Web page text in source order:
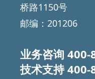
桥路1150号
邮编：201206
业务咨询 400-
技术支持400-